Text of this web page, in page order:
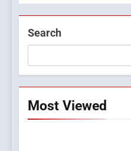
Search
Most Viewed